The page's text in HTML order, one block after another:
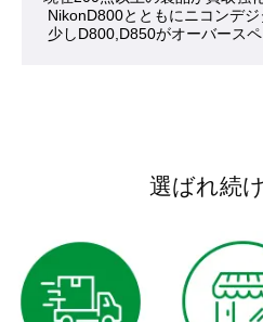
NikonD800とともにニコンデ
少しD800,D850がオーバース
選ばれ続